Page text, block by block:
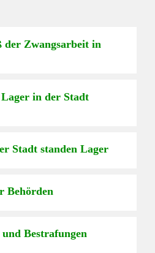
der Zwangsarbeit in
in der Stadt
Stadt standen Lager
Behörden
Bestrafungen